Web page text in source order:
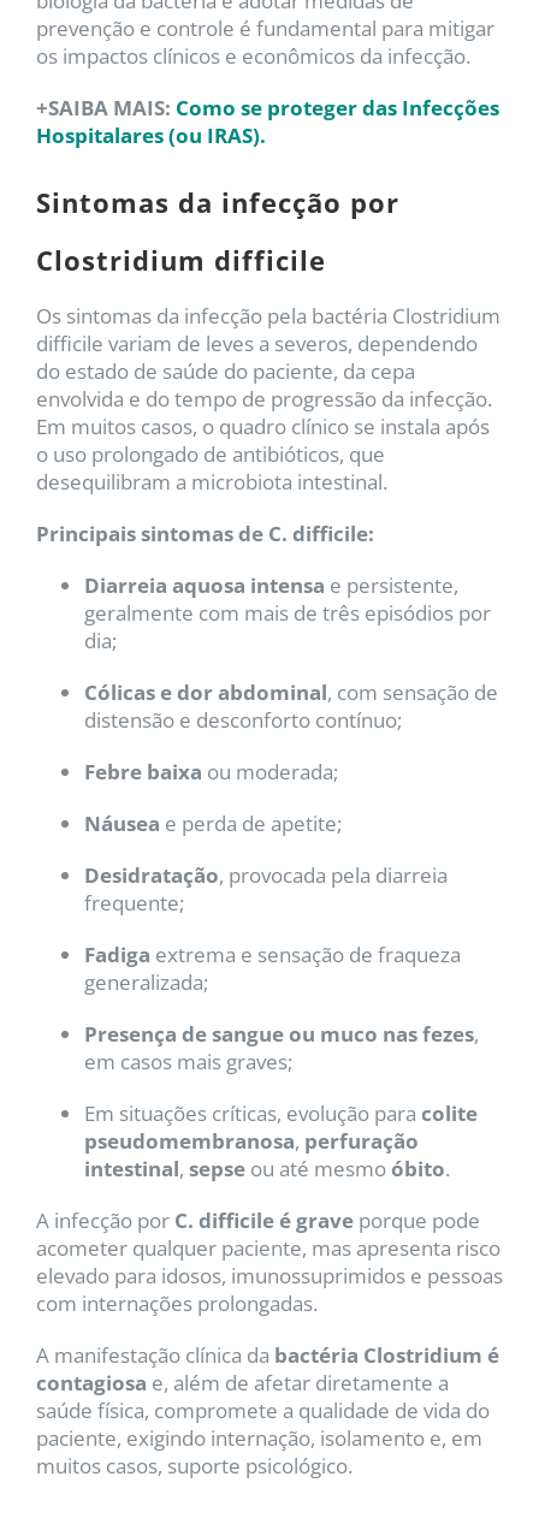
prevenção e controle é fundamental para mitigar
os impactos clínicos e econômicos da infecção.
+SAIBA MAIS: Como se proteger das Infecções
Hospitalares (ou IRAS).
Sintomas da infecção por
Clostridium difficile
Os sintomas da infecção pela bactéria Clostridium
difficile variam de leves a severos, dependendo
do estado de saúde do paciente, da cepa
envolvida e do tempo de progressão da infecção.
Em muitos casos, o quadro clínico se instala após
o uso prolongado de antibióticos, que
desequilibram a microbiota intestinal.
Principais sintomas de C. difficile:
Diarreia aquosa intensa e persistente,
geralmente com mais de três episódios por
dia;
Cólicas e dor abdominal, com sensação de
distensão e desconforto contínuo;
Febre baixa ou moderada;
Náusea e perda de apetite;
Desidratação, provocada pela diarreia
frequente;
Fadiga extrema e sensação de fraqueza
generalizada;
Presença de sangue ou muco nas fezes,
em casos mais graves;
Em situações críticas, evolução para colite
pseudomembranosa, perfuração
intestinal, sepseou até mesmoóbito.
A infecção por C. difficile é graveporque pode
acometer qualquer paciente, mas apresenta risco
elevado para idosos, imunossuprimidos e pessoas
com internações prolongadas.
A manifestação clínica da bactéria Clostridium é
contagiosa e, além de afetar diretamente a
saúde física, compromete a qualidade de vida do
paciente, exigindo internação, isolamento e, em
muitos casos, suporte psicológico.